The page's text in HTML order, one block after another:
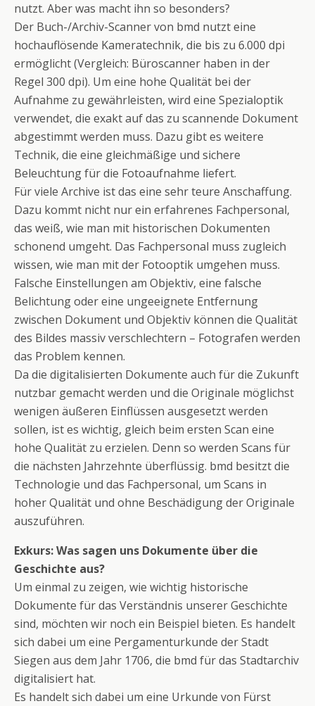
nutzt. Aber was macht ihn so besonders?
Der Buch-/Archiv-Scanner von bmd nutzt eine
hochauflösende Kameratechnik, die bis zu 6.000 dpi
ermöglicht (Vergleich: Büroscanner haben in der
Regel 300 dpi). Um eine hohe Qualität bei der
Aufnahme zu gewährleisten, wird eine Spezialoptik
verwendet, die exakt auf das zu scannende Dokument
abgestimmt werden muss. Dazu gibt es weitere
Technik, die eine gleichmäßige und sichere
Beleuchtung für die Fotoaufnahme liefert.
Für viele Archive ist das eine sehr teure Anschaffung.
Dazu kommt nicht nur ein erfahrenes Fachpersonal,
das weiß, wie man mit historischen Dokumenten
schonend umgeht. Das Fachpersonal muss zugleich
wissen, wie man mit der Fotooptik umgehen muss.
Falsche Einstellungen am Objektiv, eine falsche
Belichtung oder eine ungeeignete Entfernung
zwischen Dokument und Objektiv können die Qualität
des Bildes massiv verschlechtern – Fotografen werden
das Problem kennen.
Da die digitalisierten Dokumente auch für die Zukunft
nutzbar gemacht werden und die Originale möglichst
wenigen äußeren Einflüssen ausgesetzt werden
sollen, ist es wichtig, gleich beim ersten Scan eine
hohe Qualität zu erzielen. Denn so werden Scans für
die nächsten Jahrzehnte überflüssig. bmd besitzt die
Technologie und das Fachpersonal, um Scans in
hoher Qualität und ohne Beschädigung der Originale
auszuführen.
Exkurs: Was sagen uns Dokumente über die
Geschichte aus?
Um einmal zu zeigen, wie wichtig historische
Dokumente für das Verständnis unserer Geschichte
sind, möchten wir noch ein Beispiel bieten. Es handelt
sich dabei um eine Pergamenturkunde der Stadt
Siegen aus dem Jahr 1706, die bmd für das Stadtarchiv
digitalisiert hat.
Es handelt sich dabei um eine Urkunde von Fürst